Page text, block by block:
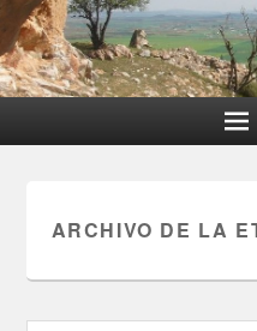
ARCHIVO DE LA